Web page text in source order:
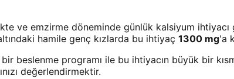
ve emzirme döneminde günlük kalsiyum
hamile genç kızlarda bu ihtiyaç 1300 mg'a
beslenme programı ile bu ihtiyacın büyük bir
değerlendirmektir.